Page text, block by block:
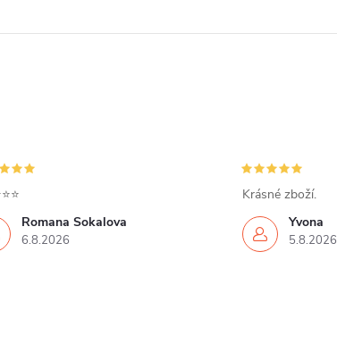
Romana Sokalova
6.8.2026
Yvona
5.8.2026
Krásné zboží.